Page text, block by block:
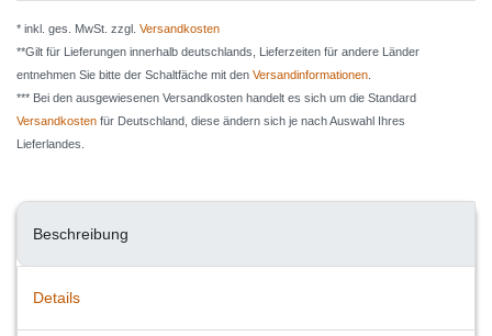
* inkl. ges. MwSt. zzgl. Versandkosten
**Gilt für Lieferungen innerhalb deutschlands, Lieferzeiten für andere Länder
entnehmen Sie bitte der Schaltfäche mit den Versandinformationen
*** Bei den ausgewiesenen Versandkosten handelt es sich um die Standard
Versandkosten für Deutschland, diese ändern sich je nach Auswahl Ihres
Lieferlandes.
Beschreibung
Details